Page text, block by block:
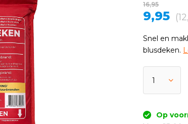
16,95
9,95
Snel en
blusdeken.
Op